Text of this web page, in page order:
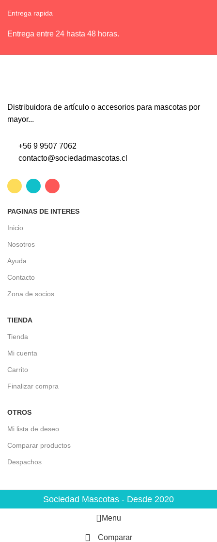
Entrega rapida
Entrega entre 24 hasta 48 horas.
Distribuidora de artículo o accesorios para mascotas por
mayor...
+56 9 9507 7062
contacto@sociedadmascotas.cl
PAGINAS DE INTERES
Inicio
Nosotros
Ayuda
Contacto
Zona de socios
TIENDA
Tienda
Mi cuenta
Carrito
Finalizar compra
OTROS
Mi lista de deseo
Comparar productos
Despachos
Sociedad Mascotas - Desde 2020
Menu
Comparar